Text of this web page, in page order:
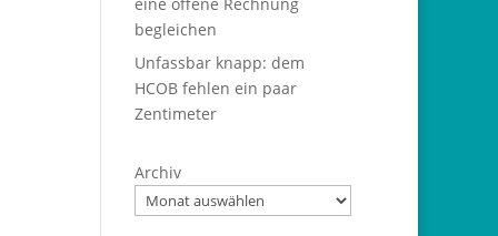
begleichen
Unfassbar knapp: dem
HCOB fehlen ein paar
Zentimeter
Archiv